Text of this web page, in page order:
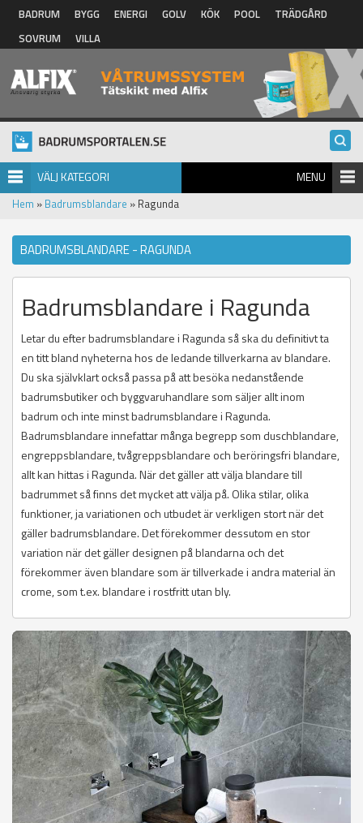
Hoppa till huvudinnehåll
BADRUM BYGG ENERGI GOLV KÖK POOL
TRÄDGÅRD
SOVRUM
VILLA
VÄLJ KATEGORI MENU
Hem » Badrumsblandare » Ragunda
BADRUMSBLANDARE - RAGUNDA
Badrumsblandare i Ragunda
Letar du efter badrumsblandare i Ragunda så ska du definitivt ta
en titt bland nyheterna hos de ledande tillverkarna av blandare.
Du ska självklart också passa på att besöka nedanstående
badrumsbutiker och byggvaruhandlare som säljer allt inom
badrum och inte minst badrumsblandare i Ragunda.
Badrumsblandare innefattar många begrepp som duschblandare,
engreppsblandare, tvågreppsblandare och beröringsfri blandare,
allt kan hittas i Ragunda. När det gäller att välja blandare till
badrummet så finns det mycket att välja på. Olika stilar, olika
funktioner, ja variationen och utbudet är verkligen stort när det
gäller badrumsblandare. Det förekommer dessutom en stor
variation när det gäller designen på blandarna och det
förekommer även blandare som är tillverkade i andra material än
crome, som t.ex. blandare i rostfritt utan bly.